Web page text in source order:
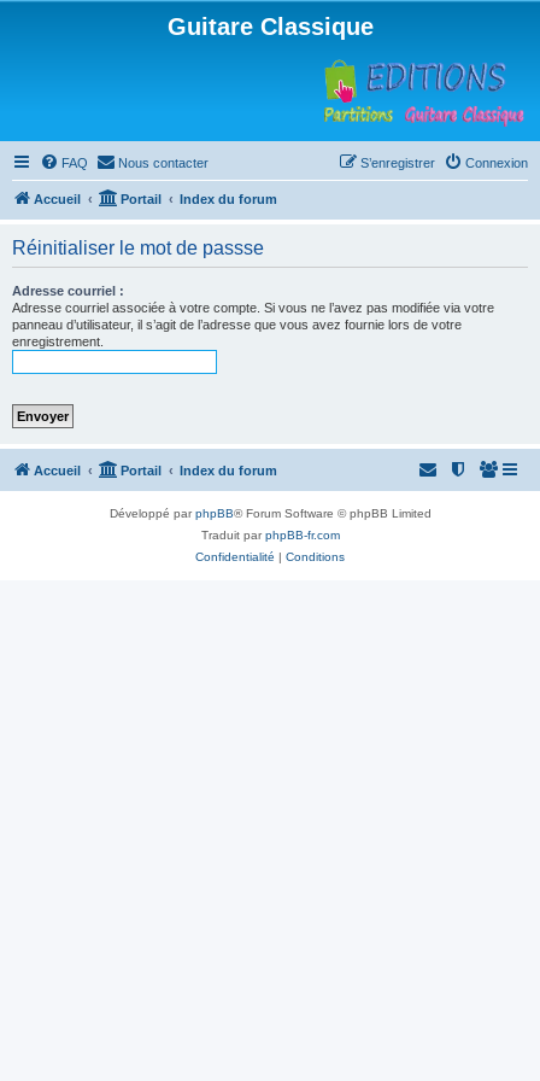
Guitare Classique
FAQ Nous contacter Connexion
S’enregistrer
Accueil Portail Index du forum
Réinitialiser le mot de passse
Adresse courriel :
Adresse courriel associée à votre compte. Si vous ne l’avez pas modifiée via votre
panneau d’utilisateur, il s’agit de l’adresse que vous avez fournie lors de votre
enregistrement.
Accueil Portail Index du forum
Développé parphpBB® Forum Software © phpBB Limited
Traduit parphpBB-fr.com
Confidentialité | Conditions